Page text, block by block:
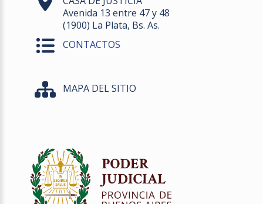
Avenida 13 entre 47 y 48
(1900) La Plata, Bs. As.
CONTACTOS
MAPA DEL SITIO